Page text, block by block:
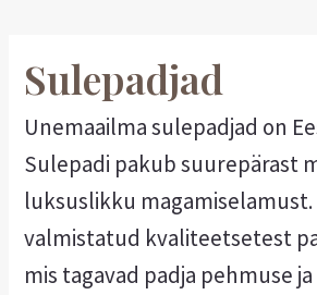
Sulepadjad
Unemaailma sulepadjad on
Sulepadi pakub suurepärast
luksuslikku magamiselamust.
valmistatud kvaliteetsetest
mis tagavad padja pehmuse